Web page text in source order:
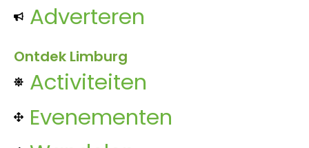
Adverteren
Ontdek Limburg
Activiteiten
Evenementen